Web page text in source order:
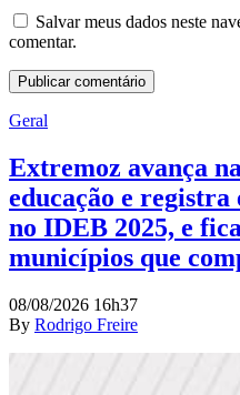
Salvar meus dados neste
comentar.
Geral
Extremoz avança
educação e
no IDEB 2025, e
municípios que
08/08/2026 16h37
By Rodrigo Freire